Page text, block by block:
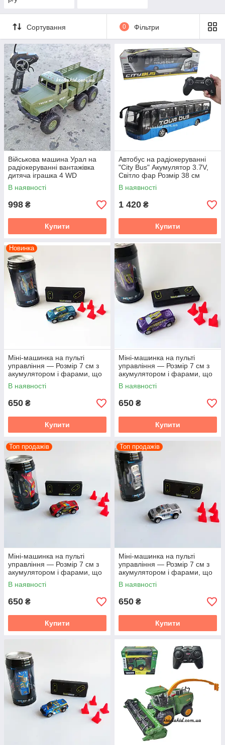
Сортування 0 Фільтри
Військова машина Урал на
радіокеруванні вантажівка
дитяча іграшка 4 WD
акумулятор світло
амортизатори
В наявності
998 ₴
Купити
Автобус на радіокеруванні
"City Bus" Акумулятор 3.7V,
Світло фар Розмір 38 см
В наявності
1 420 ₴
Купити
Новинка
Міні-машинка на пульті
управління — Розмір 7 см з
акумулятором і фарами, що
світяться Настільна машинка
В наявності
650 ₴
Купити
Міні-машинка на пульті
управління — Розмір 7 см з
акумулятором і фарами, що
світяться Настільна машинка
В наявності
650 ₴
Купити
Топ продажів
Міні-машинка на пульті
управління — Розмір 7 см з
акумулятором і фарами, що
світяться Настільна машинка
В наявності
650 ₴
Купити
Топ продажів
Міні-машинка на пульті
управління — Розмір 7 см з
акумулятором і фарами, що
світяться Настільна машинка
В наявності
650 ₴
Купити